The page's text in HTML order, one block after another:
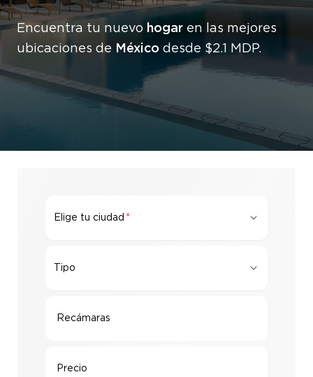
Encuentra tu nuevo hogar en las mejores
ubicaciones de México desde $2.1 MDP.
Elige tu ciudad
Tipo
Recámaras
Precio